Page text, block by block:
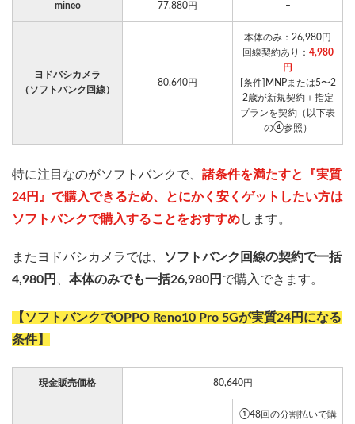
mineo 77,880円 –
ヨドバシカメラ
（ソフトバンク回線）
80,640円
本体のみ：26,980円
回線契約あり： 4,980
円
[条件]MNPまたは5〜2
2歳が新規契約＋指定
プランを契約（以下表
の④参照）
特に注目なのがソフトバンクで、 諸条件を満たすと『実質
24円』で購入できるため、とにかく安くゲットしたい方は
ソフトバンクで購入することをおすすめします。
またヨドバシカメラでは、
ソフトバンク回線の契約で一括
4,980円
本体のみでも一括26,980円 で購入できます。
【ソフトバンクでOPPO Reno10 Pro 5Gが実質24円になる
条件】
現金販売価格 80,640円
①48回の分割払いで購